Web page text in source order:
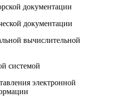
документации
документации
вычислительной
системой
электронной